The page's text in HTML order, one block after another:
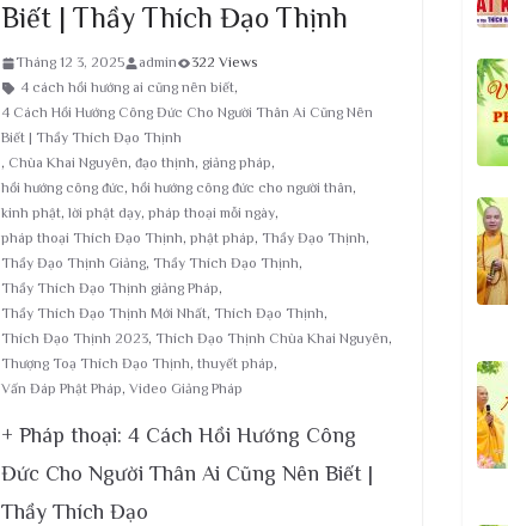
Biết | Thầy Thích Đạo Thịnh
Tháng 12 3, 2025 admin
322 Views
4 cách hồi hướng ai cũng nên biết,
4 Cách Hồi Hướng Công Đức Cho Người Thân Ai Cũng Nên
Biết | Thầy Thích Đạo Thịnh
, Chùa Khai Nguyên,đạo thịnh, giảng pháp,
hồi hướng công đức,hồi hướng công đức cho người thân,
kinh phật,lời phật dạy,pháp thoại mỗi ngày,
pháp thoại Thích Đạo Thịnh,phật pháp, Thầy Đạo Thịnh,
Thầy Đạo Thịnh Giảng, Thầy Thích Đạo Thịnh,
Thầy Thích Đạo Thịnh giảng Pháp,
Thầy Thích Đạo Thịnh Mới Nhất, Thích Đạo Thịnh,
Thích Đạo Thịnh 2023, Thích Đạo Thịnh Chùa Khai Nguyên,
Thượng Toạ Thích Đạo Thịnh,thuyết pháp,
Vấn Đáp Phật Pháp,Video Giảng Pháp
+ Pháp thoại: 4 Cách Hồi Hướng Công
Đức Cho Người Thân Ai Cũng Nên Biết |
Thầy Thích Đạo